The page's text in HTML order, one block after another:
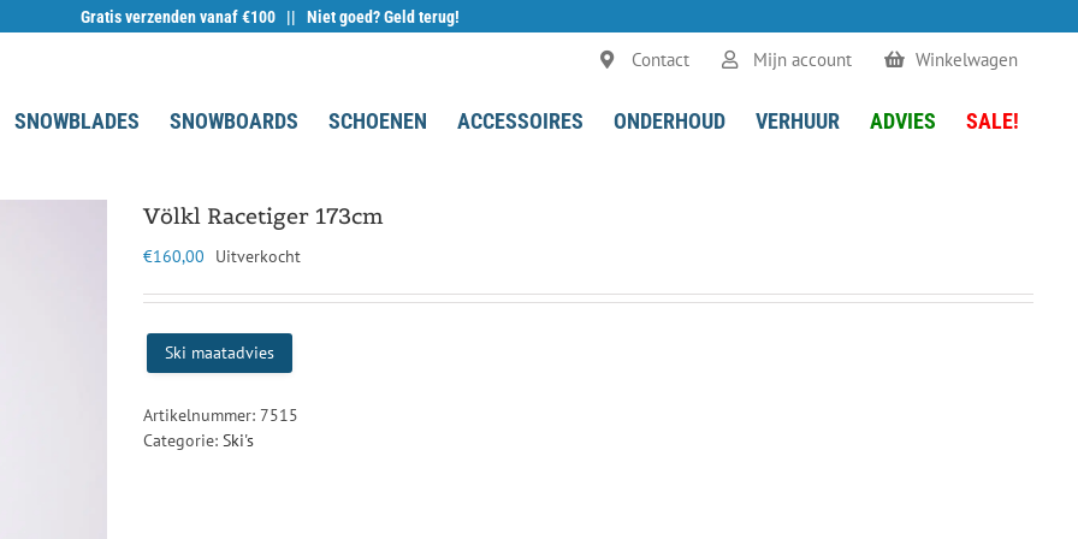
Gratis verzenden vanaf €100 || Niet goed? Geld terug!
Contact Mijn account Winkelwagen
SNOWBLADES SNOWBOARDS SCHOENEN ACCESSOIRES ONDERHOUD VERHUUR ADVIES SALE!
Völkl Racetiger 173cm
€160,00 Uitverkocht
Ski maatadvies
Artikelnummer: 7515
Categorie: Ski's